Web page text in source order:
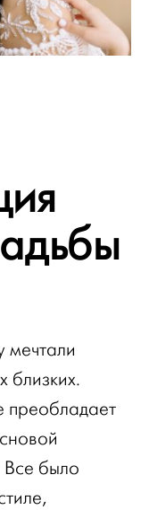
мечтали
близких.
преобладает
Все было